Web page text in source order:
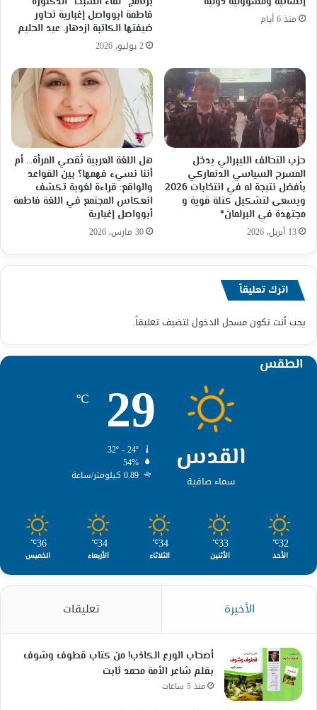
منذ 6 أيام
فاطمة ابوواصل إغبارية تحاور
ضيفتها الكاتبة ازدهار. عيد الحليم
2 يوليو، 2026
حزب التحالف الليبرالي يدخل
المسرح السياسي الدنماركي
بأفضل نتيجة له في انتخابات 2026
ويسعى لتشكيل كتلة قوية و
مجتهدة في البرلمان*
13 أبريل، 2026
هل اللغة العربية تُقصي المرأة… أم
أننا نسيء فهمها؟ بين القواعد
والواقع: قراءة لغوية تكشف
انعكاس المجتمع في اللغة فاطمة
أبوواصل إغبارية
30 مارس، 2026
اترك تعليقاً
يجب أنت تكونمسجل الدخول لتضيف تعليقاً.
الطقس
القدس
سماء صافية
29
℃
54%
0.89 كيلومتر/ساعة
32
℃
الأحد
33
℃
الأثنين
34
℃
الثلاثاء
34
℃
الأربعاء
36
℃
الخميس
الأخيرة تعليقات
أصحاب الورع الكاذب! من كتاب قطوف وشوف
بقلم شاعر الأمة محمد ثابت
منذ 5 ساعات